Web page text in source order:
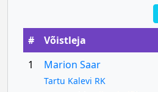
#
Võistleja
1
Marion Saar
Tartu Kalevi RK